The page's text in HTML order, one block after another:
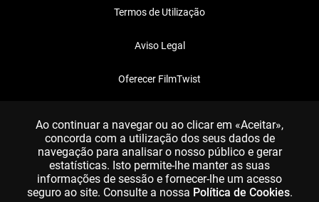
Termos de Utilização
Aviso Legal
Oferecer FilmTwist
Ao continuar a navegar ou ao clicar em «Aceitar»,
concorda com a utilização dos seus dados de
navegação para analisar o nosso público e gerar
estatísticas. Isto permite-lhe manter as suas
informações de sessão e fornecer-lhe um acesso
seguro ao site. Consulte a nossa Política de Cookies.